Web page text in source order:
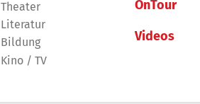
Theater
Literatur
Bildung
Kino / TV
OnTour
Videos